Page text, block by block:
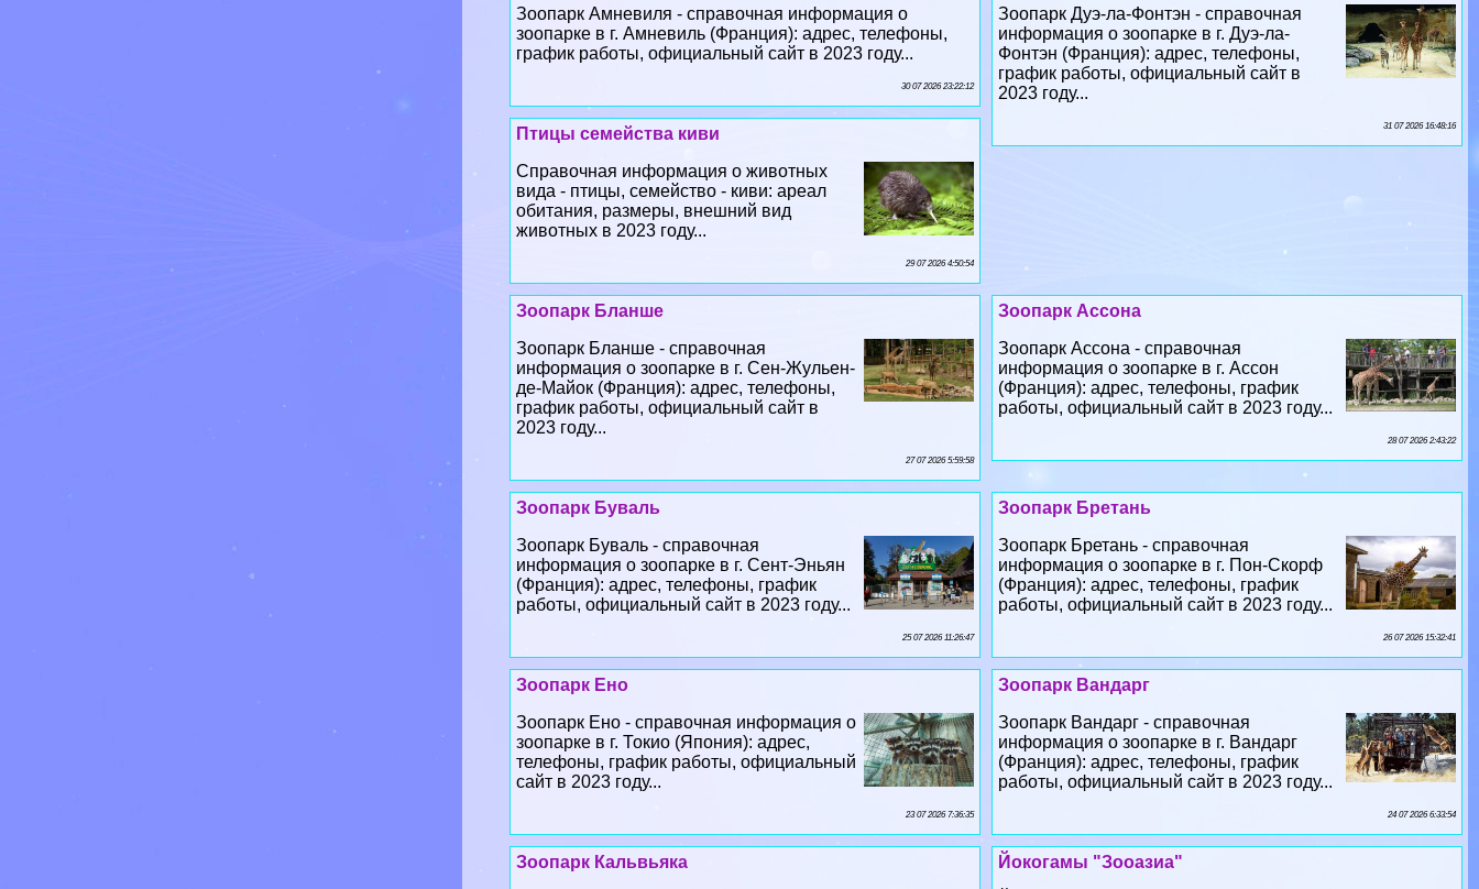
Зоопарк Дуэ-ла-Фонтэн - справочная
информация о зоопарке в г. Дуэ-ла-
Фонтэн (Франция): адрес, телефоны,
график работы, официальный сайт в
2023 году...
31 07 2026 16:48:16
Зоопарк Амневиля - справочная информация о
зоопарке в г. Амневиль (Франция): адрес, телефоны,
график работы, официальный сайт в 2023 году...
30 07 2026 23:22:12
Птицы семейства киви
Справочная информация о животных
вида - птицы, семейство - киви: ареал
обитания, размеры, внешний вид
животных в 2023 году...
29 07 2026 4:50:54
Зоопарк Ассона
Зоопарк Ассона - справочная
информация о зоопарке в г. Ассон
(Франция): адрес, телефоны, график
работы, официальный сайт в 2023 году...
28 07 2026 2:43:22
Зоопарк Бланше
Зоопарк Бланше - справочная
информация о зоопарке в г. Сен-Жульен-
де-Майок (Франция): адрес, телефоны,
график работы, официальный сайт в
2023 году...
27 07 2026 5:59:58
Зоопарк Бретань
Зоопарк Бретань - справочная
информация о зоопарке в г. Пон-Скорф
(Франция): адрес, телефоны, график
работы, официальный сайт в 2023 году...
26 07 2026 15:32:41
Зоопарк Буваль
Зоопарк Буваль - справочная
информация о зоопарке в г. Сент-Эньян
(Франция): адрес, телефоны, график
работы, официальный сайт в 2023 году...
25 07 2026 11:26:47
Зоопарк Вандарг
Зоопарк Вандарг - справочная
информация о зоопарке в г. Вандарг
(Франция): адрес, телефоны, график
работы, официальный сайт в 2023 году...
24 07 2026 6:33:54
Зоопарк Ено
Зоопарк Ено - справочная информация о
зоопарке в г. Токио (Япония): адрес,
телефоны, график работы, официальный
сайт в 2023 году...
23 07 2026 7:36:35
Йокогамы "Зооазиа"
Зоопарк Кальвьяка